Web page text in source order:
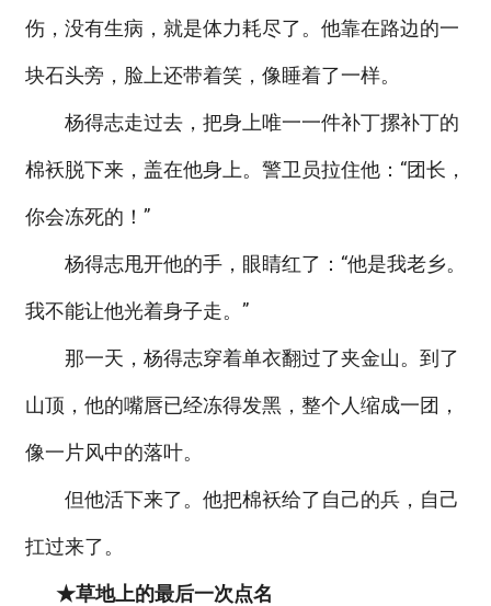
伤，没有生病，就是体力耗尽了。他靠在路边的一
块石头旁，脸上还带着笑，像睡着了一样。
杨得志走过去，把身上唯一一件补丁摞补丁的
棉袄脱下来，盖在他身上。警卫员拉住他：“团长，
你会冻死的！”
杨得志甩开他的手，眼睛红了：“他是我老乡。
我不能让他光着身子走。”
那一天，杨得志穿着单衣翻过了夹金山。到了
山顶，他的嘴唇已经冻得发黑，整个人缩成一团，
像一片风中的落叶。
但他活下来了。他把棉袄给了自己的兵，自己
扛过来了。
★草地上的最后一次点名